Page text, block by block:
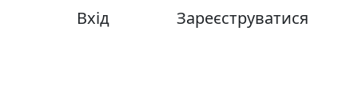
Вхід Зареєструватися